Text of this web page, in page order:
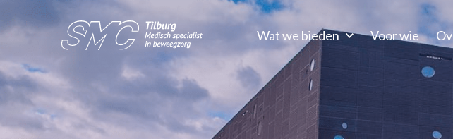
Wat we bieden Voor wie